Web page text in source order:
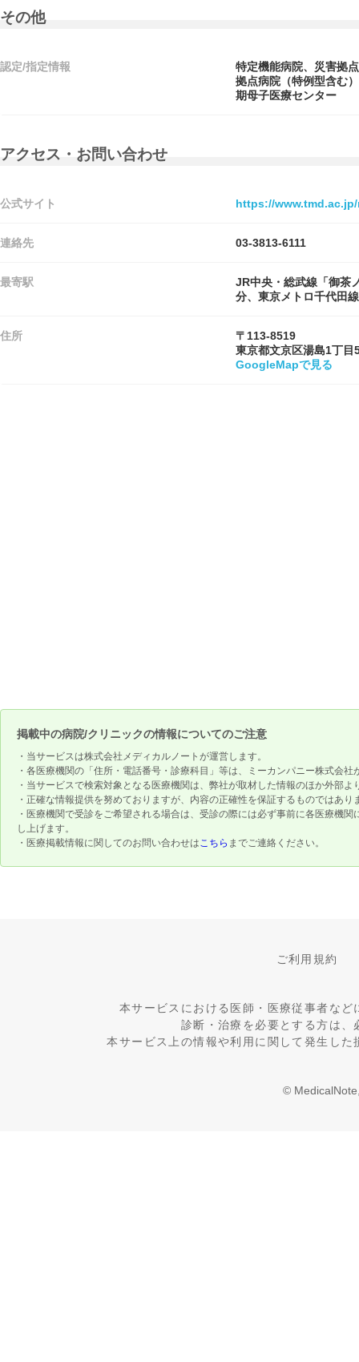
その他
認定/指定情報
特定機能病院、災害拠
拠点病院（特例型含む
期母子医療センター
アクセス・お問い合わせ
公式サイト https://
連絡先 03-3813-6111
最寄駅
JR中央・総武線「御茶
分、東京メトロ千代田
住所
〒113-8519
東京都文京区湯島1丁目
GoogleMapで見る
掲載中の病院/クリニックの情報についてのご注意
・当サービスは株式会社メディカルノートが運営します。
・各医療機関の「住所・電話番号・診療科目」等は、ミーカンパニー株式会
・当サービスで検索対象となる医療機関は、弊社が取材した情報のほか外部
・正確な情報提供を努めておりますが、内容の正確性を保証するものではあり
・医療機関で受診をご希望される場合は、受診の際には必ず事前に各医療機
し上げます。
・医療掲載情報に関してのお問い合わせはこちら までご連絡ください。
ご利用規約
本サービスにおける医師・医療従事者な
診断・治療を必要とする方は
本サービス上の情報や利用に関して発生し
©